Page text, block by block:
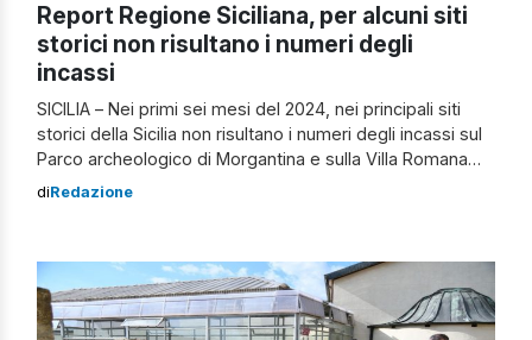
Report Regione Siciliana, per alcuni siti
storici non risultano i numeri degli
incassi
SICILIA – Nei primi sei mesi del 2024, nei principali siti
storici della Sicilia non risultano i numeri degli incassi sul
Parco archeologico di Morgantina e sulla Villa Romana
del Casale, considerato uno dei patrimoni più importanti
dell’elenco […]
diRedazione